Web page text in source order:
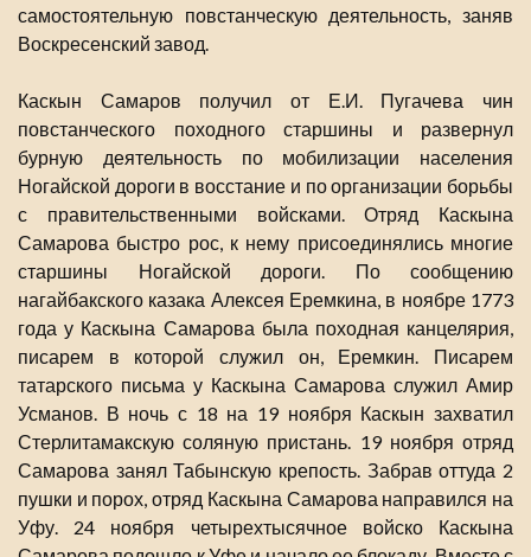
самостоятельную повстанческую деятельность, заняв
Воскресенский завод.
Каскын Самаров получил от Е.И. Пугачева чин
повстанческого походного старшины и развернул
бурную деятельность по мобилизации населения
Ногайской дороги в восстание и по организации борьбы
с правительственными войсками. Отряд Каскына
Самарова быстро рос, к нему присоединялись многие
старшины Ногайской дороги. По сообщению
нагайбакского казака Алексея Еремкина, в ноябре 1773
года у Каскына Самарова была походная канцелярия,
писарем в которой служил он, Еремкин. Писарем
татарского письма у Каскына Самарова служил Амир
Усманов. В ночь с 18 на 19 ноября Каскын захватил
Стерлитамакскую соляную пристань. 19 ноября отряд
Самарова занял Табынскую крепость. Забрав оттуда 2
пушки и порох, отряд Каскына Самарова направился на
Уфу. 24 ноября четырехтысячное войско Каскына